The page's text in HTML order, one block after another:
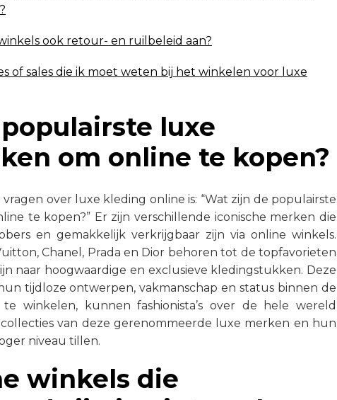
ook retour- en ruilbeleid aan?
of sales die ik moet weten bij het winkelen voor luxe
luxe
om online te kopen?
over luxe kleding online is: “Wat zijn de populairste
te kopen?” Er zijn verschillende iconische merken die
en gemakkelijk verkrijgbaar zijn via online winkels.
Chanel, Prada en Dior behoren tot de topfavorieten
naar hoogwaardige en exclusieve kledingstukken. Deze
tijdloze ontwerpen, vakmanschap en status binnen de
winkelen, kunnen fashionista’s over de hele wereld
van deze gerenommeerde luxe merken en hun
niveau tillen.
winkels die